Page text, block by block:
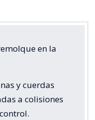
en la
y cuerdas
a colisiones